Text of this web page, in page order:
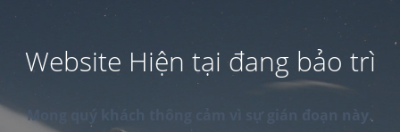
Website Hiện tại đang bảo trì
Mong quý khách thông cảm vì sự gián đoạn này.